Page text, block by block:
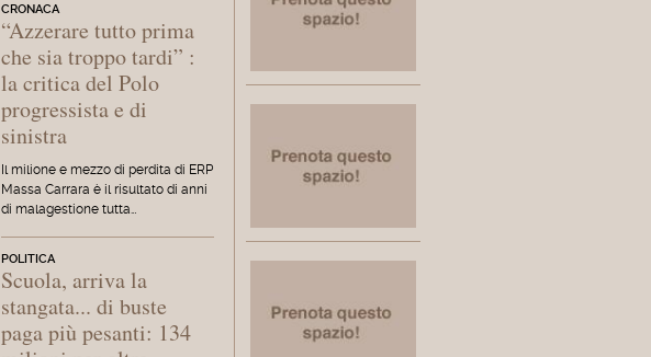
CRONACA
“Azzerare tutto prima
che sia troppo tardi” :
la critica del Polo
progressista e di
sinistra
Il milione e mezzo di perdita di ERP
Massa Carrara è il risultato di anni
di malagestione tutta…
POLITICA
Scuola, arriva la
stangata... di buste
paga più pesanti: 134